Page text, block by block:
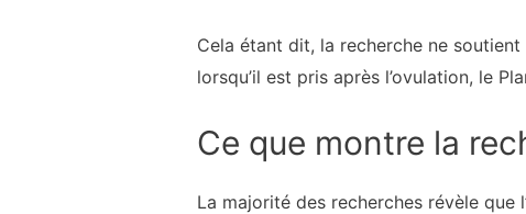
Cela étant dit, la recherche ne
lorsqu’il est pris après l’ovulation, le
Ce que montre la
La majorité des recherches révèle que